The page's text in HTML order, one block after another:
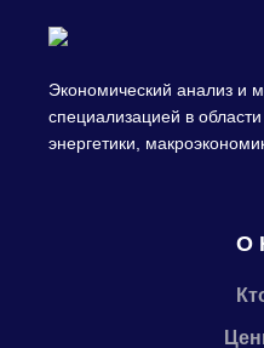
Экономический анализ и
специализацией в
энергетики,
О